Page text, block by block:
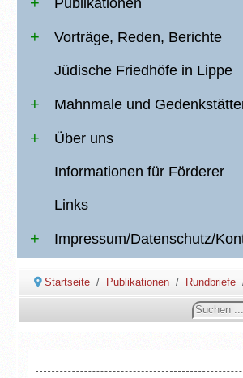
Publikationen
Vorträge, Reden, Berichte
Jüdische Friedhöfe in Lippe
Mahnmale und
Über uns
Informationen für Förderer
Links
Impressum/Datenschutz/
Startseite Publikationen Rundbriefe
Suchen
...